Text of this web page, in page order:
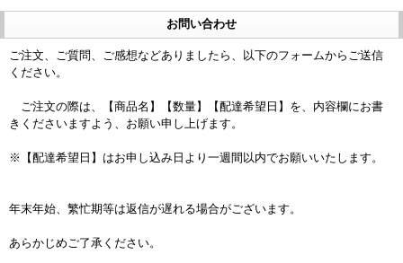
お問い合わせ
ご注文、ご質問、ご感想などありましたら、以下のフォームからご送信
ください。
ご注文の際は、【商品名】【数量】【配達希望日】を、内容欄にお書
きくださいますよう、お願い申し上げます。
※【配達希望日】はお申し込み日より一週間以内でお願いいたします。
年末年始、繁忙期等は返信が遅れる場合がございます。
あらかじめご了承ください。